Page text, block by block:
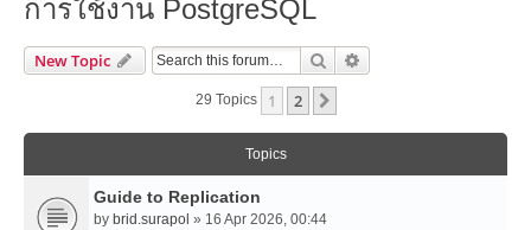
การใช้งาน PostgreSQL
New Topic Search
29 Topics 1 2
Topics
Guide to Replication
by brid.surapol » 16 Apr 2026, 00:44